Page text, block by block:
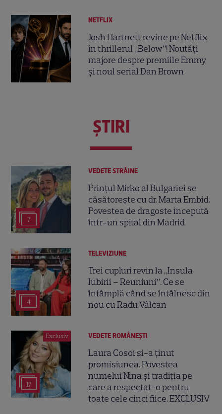
NETFLIX
Josh Hartnett revine pe Netflix
în thrillerul „Below”! Noutăți
majore despre premiile Emmy
și noul serial Dan Brown
ŞTIRI
7
VEDETE STRĂINE
Prințul Mirko al Bulgariei se
căsătorește cu dr. Marta Embid.
Povestea de dragoste începută
într-un spital din Madrid
4
TELEVIZIUNE
Trei cupluri revin la „Insula
Iubirii – Reuniuni”. Ce se
întâmplă când se întâlnesc din
nou cu Radu Vâlcan
Exclusiv
17
VEDETE ROMÂNEŞTI
Laura Cosoi și-a ținut
promisiunea. Povestea
numelui Nina și tradiția pe
care a respectat-o pentru
toate cele cinci fiice. EXCLUSIV